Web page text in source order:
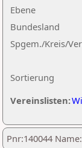
Ebene
Sortierung
Bundesland
Spgem./Kreis/
Vereinslisten:
Pnr:140044